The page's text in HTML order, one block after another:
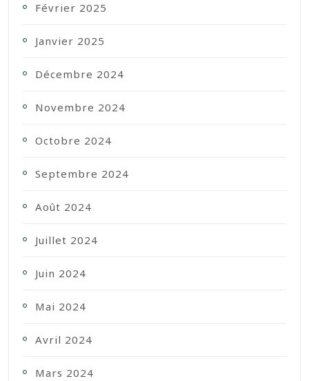
Février 2025
Janvier 2025
Décembre 2024
Novembre 2024
Octobre 2024
Septembre 2024
Août 2024
Juillet 2024
Juin 2024
Mai 2024
Avril 2024
Mars 2024